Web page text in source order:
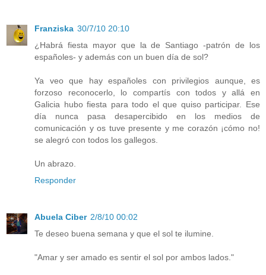
Franziska 30/7/10 20:10
¿Habrá fiesta mayor que la de Santiago -patrón de los
españoles- y además con un buen día de sol?
Ya veo que hay españoles con privilegios aunque, es
forzoso reconocerlo, lo compartís con todos y allá en
Galicia hubo fiesta para todo el que quiso participar. Ese
día nunca pasa desapercibido en los medios de
comunicación y os tuve presente y me corazón ¡cómo no!
se alegró con todos los gallegos.
Un abrazo.
Responder
Abuela Ciber 2/8/10 00:02
Te deseo buena semana y que el sol te ilumine.
"Amar y ser amado es sentir el sol por ambos lados."